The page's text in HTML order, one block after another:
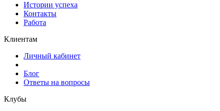
Истории успеха
Контакты
Работа
Клиентам
Личный кабинет
Блог
Ответы на вопросы
Клубы